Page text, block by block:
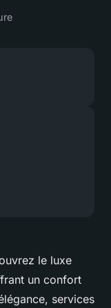
le luxe
un confort
services